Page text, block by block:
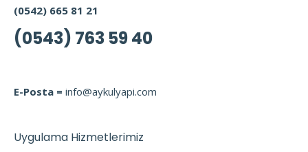
(0542) 665 81 21
(0543) 763 59 40
E-Posta = info@aykulyapi.com
Uygulama Hizmetlerimiz